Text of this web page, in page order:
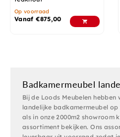
Op voorraad
Vanaf€875,00
Badkamermeubel
Bij de Loods Meubelen
landelijke badkamermeubel
als in onze 2000m2 showroom
assortiment bekijken. Ons